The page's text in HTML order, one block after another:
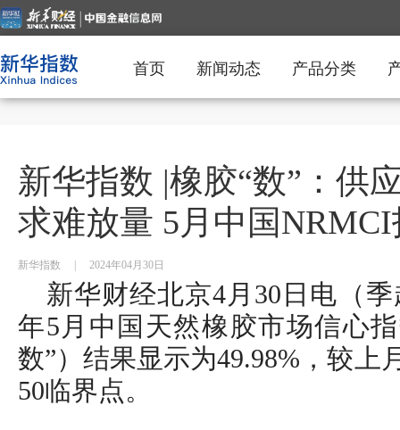
首页 新闻动态 产品分类
新华指数 |橡胶“数”：供
求难放量 5月中国
新华指数 2024年04月30日
新华财经北京4月30日电（
年5月中国天然橡胶市场信心
数”）结果显示为49.98%，较上
50临界点。